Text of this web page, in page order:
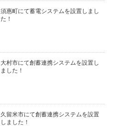
須惠町にて蓄電システムを設置しまし
た！
大村市にて創蓄連携システムを設置し
ました！
久留米市にて創蓄連携システムを設置
しました！